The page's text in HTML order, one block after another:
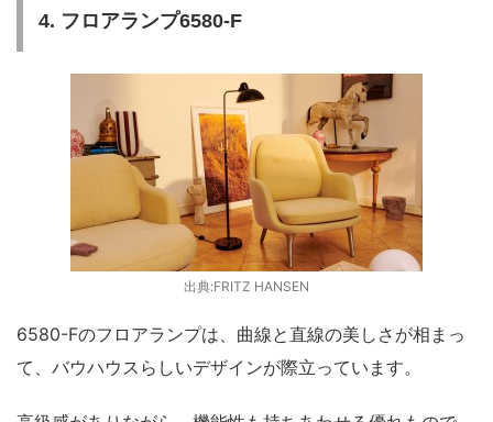
4. フロアランプ6580-F
出典:FRITZ HANSEN
6580-Fのフロアランプは、曲線と直線の美しさが相まっ
て、バウハウスらしいデザインが際立っています。